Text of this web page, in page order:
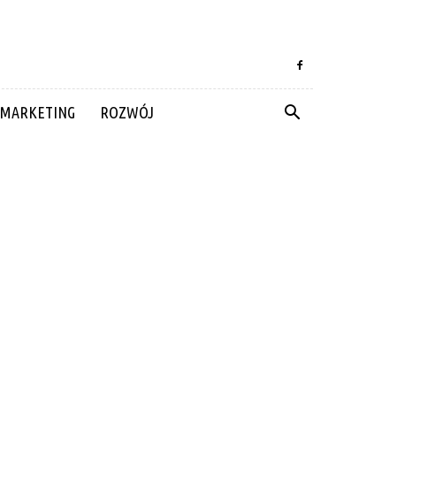
MARKETING ROZWÓJ